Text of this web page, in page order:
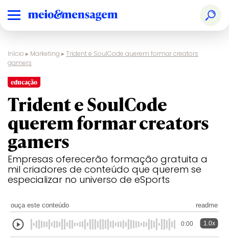
Início ▸ Marketing ▸ Trident e SoulCode querem formar creators
gamers
educação
Trident e SoulCode
querem formar creators
gamers
Empresas oferecerão formação gratuita a
mil criadores de conteúdo que querem se
especializar no universo de eSports
ouça este conteúdo readme
0:00 1.0x